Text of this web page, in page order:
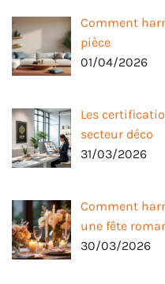
Comment
pièce
01/04/2026
Les
secteur déco
31/03/2026
Comment
une fête
30/03/2026